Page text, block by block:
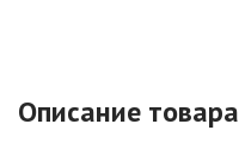
Описание товара